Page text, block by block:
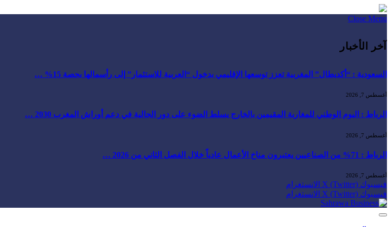
Close Menu
آخر الأخبار
السعودية : “أكديطال” المغربية تعزز توسعها الإقليمي بدخول “العربية للاستثمار” إلى رأسمالها بحصة 15% …
أغسطس 7, 2026
الرباط : اليوم الوطني للمغاربة المقيمين بالخارج يسلط الضوء على دور الجالية في دعم أوراش المغرب 2030 …
أغسطس 7, 2026
الرباط : 71% من الصناعيين يعتبرون مناخ الأعمال عادياً خلال الفصل الثاني من 2026 …
أغسطس 7, 2026
فيسبوك X (Twitter) الانستغرام
فيسبوك X (Twitter) الانستغرام